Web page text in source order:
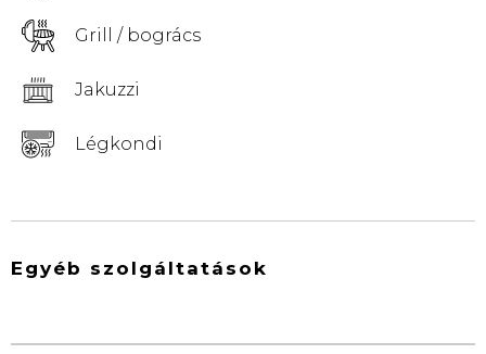
Grill / bogrács
Jakuzzi
Légkondi
Egyéb szolgáltatások